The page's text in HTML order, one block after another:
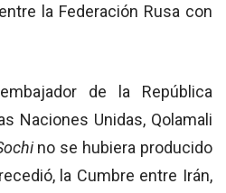
la Federación Rusa con
de la República
Naciones Unidas, Qolamali
no se hubiera producido
la Cumbre entre Irán,